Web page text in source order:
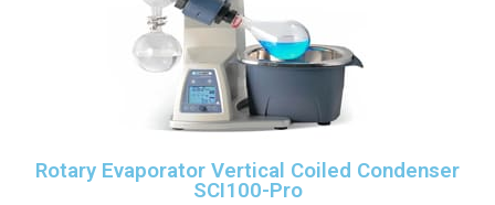
Rotary Evaporator Vertical Coiled Condenser
SCI100-Pro